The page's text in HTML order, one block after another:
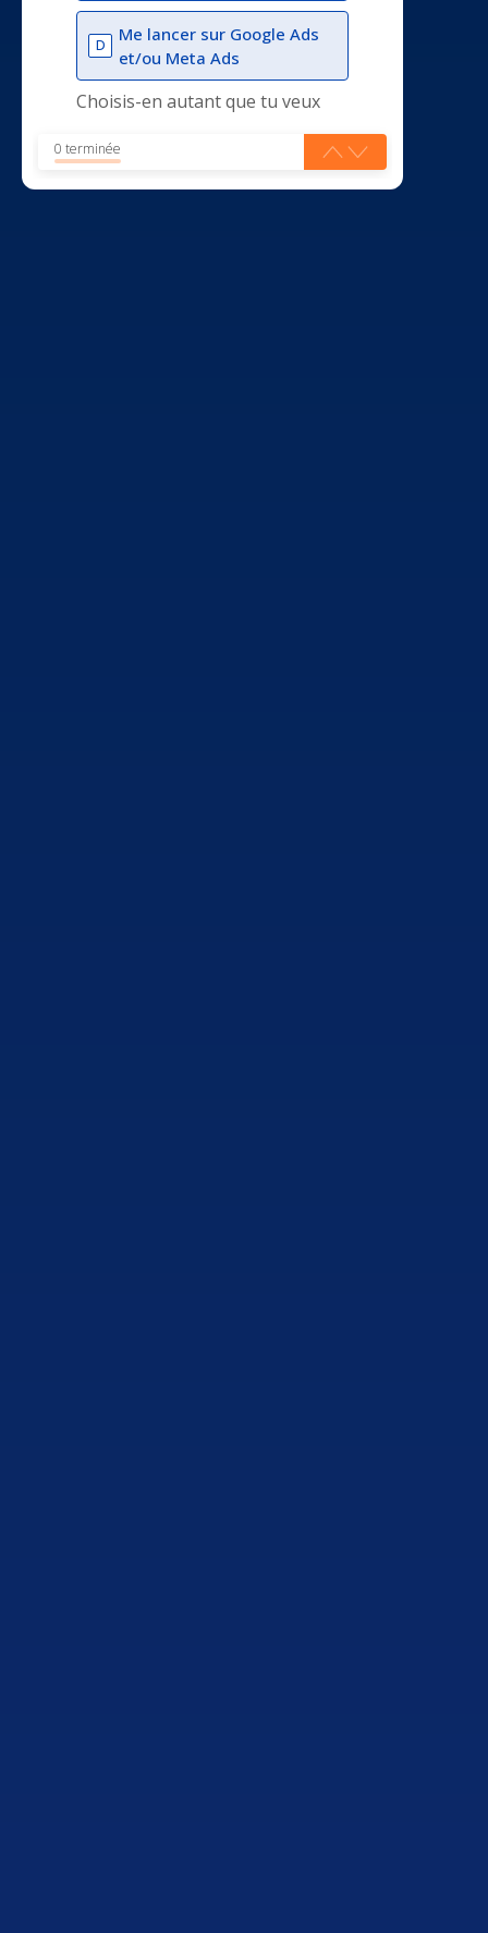
D
Me lancer sur Google Ads
et/ou Meta Ads
Choisis-en autant que tu veux
0 terminée